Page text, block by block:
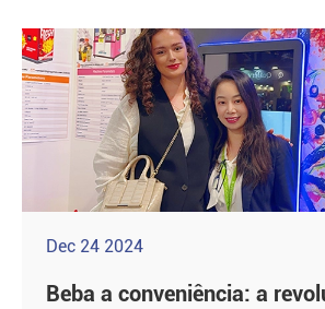
Dec 24 2024
Beba a conveniência: a